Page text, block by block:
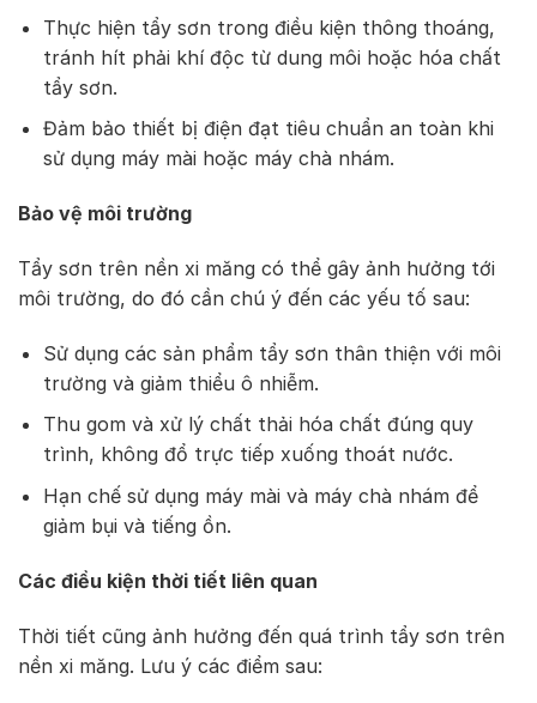
Thực hiện tẩy sơn trong điều kiện thông thoáng,
tránh hít phải khí độc từ dung môi hoặc hóa chất
tẩy sơn.
Đảm bảo thiết bị điện đạt tiêu chuẩn an toàn khi
sử dụng máy mài hoặc máy chà nhám.
Bảo vệ môi trường
Tẩy sơn trên nền xi măng có thể gây ảnh hưởng tới
môi trường, do đó cần chú ý đến các yếu tố sau:
Sử dụng các sản phẩm tẩy sơn thân thiện với môi
trường và giảm thiểu ô nhiễm.
Thu gom và xử lý chất thải hóa chất đúng quy
trình, không đổ trực tiếp xuống thoát nước.
Hạn chế sử dụng máy mài và máy chà nhám để
giảm bụi và tiếng ồn.
Các điều kiện thời tiết liên quan
Thời tiết cũng ảnh hưởng đến quá trình tẩy sơn trên
nền xi măng. Lưu ý các điểm sau: